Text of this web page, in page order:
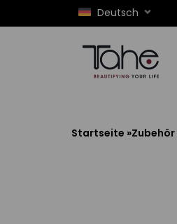
Deutsch
Startseite »Zubehör